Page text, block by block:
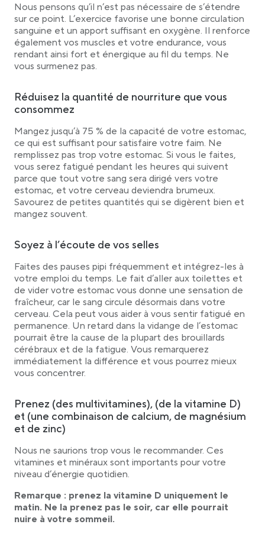
Nous pensons qu’il n’est pas nécessaire de s’étendre
sur ce point. L’exercice favorise une bonne circulation
sanguine et un apport suffisant en oxygène. Il renforce
également vos muscles et votre endurance, vous
rendant ainsi fort et énergique au fil du temps. Ne
vous surmenez pas.
Réduisez la quantité de nourriture que vous
consommez
Mangez jusqu’à 75 % de la capacité de votre estomac,
ce qui est suffisant pour satisfaire votre faim. Ne
remplissez pas trop votre estomac. Si vous le faites,
vous serez fatigué pendant les heures qui suivent
parce que tout votre sang sera dirigé vers votre
estomac, et votre cerveau deviendra brumeux.
Savourez de petites quantités qui se digèrent bien et
mangez souvent.
Soyez à l’écoute de vos selles
Faites des pauses pipi fréquemment et intégrez-les à
votre emploi du temps. Le fait d’aller aux toilettes et
de vider votre estomac vous donne une sensation de
fraîcheur, car le sang circule désormais dans votre
cerveau. Cela peut vous aider à vous sentir fatigué en
permanence. Un retard dans la vidange de l’estomac
pourrait être la cause de la plupart des brouillards
cérébraux et de la fatigue. Vous remarquerez
immédiatement la différence et vous pourrez mieux
vous concentrer.
Prenez (des multivitamines), (de la vitamine D)
et (une combinaison de calcium, de magnésium
et de zinc)
Nous ne saurions trop vous le recommander. Ces
vitamines et minéraux sont importants pour votre
niveau d’énergie quotidien.
Remarque : prenez la vitamine D uniquement le
matin. Ne la prenez pas le soir, car elle pourrait
nuire à votre sommeil.